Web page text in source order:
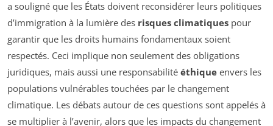
a souligné que les États doivent reconsidérer leurs politiques
d’immigration à la lumière des risques climatiques pour
garantir que les droits humains fondamentaux soient
respectés. Ceci implique non seulement des obligations
juridiques, mais aussi une responsabilité éthique envers les
populations vulnérables touchées par le changement
climatique. Les débats autour de ces questions sont appelés à
se multiplier à l’avenir, alors que les impacts du changement